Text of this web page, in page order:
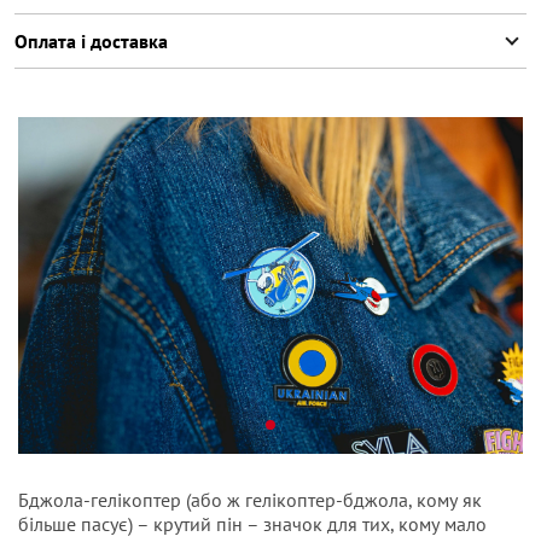
Оплата і доставка
Бджола-гелікоптер (або ж гелікоптер-бджола, кому як
більше пасує) – крутий пін – значок для тих, кому мало